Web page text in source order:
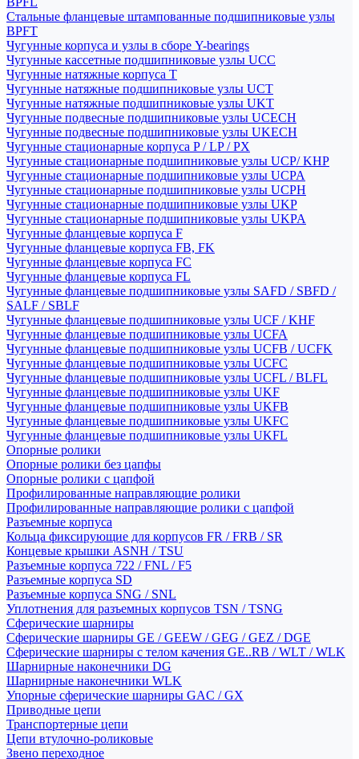
Стальные фланцевые штампованные подшипниковые узлы
BPFT
Чугунные корпуса и узлы в сборе Y-bearings
Чугунные кассетные подшипниковые узлы UCC
Чугунные натяжные корпуса T
Чугунные натяжные подшипниковые узлы UCT
Чугунные натяжные подшипниковые узлы UKT
Чугунные подвесные подшипниковые узлы UCECH
Чугунные подвесные подшипниковые узлы UKECH
Чугунные стационарные корпуса P / LP / PX
Чугунные стационарные подшипниковые узлы UCP/ KHP
Чугунные стационарные подшипниковые узлы UCPA
Чугунные стационарные подшипниковые узлы UCPH
Чугунные стационарные подшипниковые узлы UKP
Чугунные стационарные подшипниковые узлы UKPA
Чугунные фланцевые корпуса F
Чугунные фланцевые корпуса FB, FK
Чугунные фланцевые корпуса FC
Чугунные фланцевые корпуса FL
Чугунные фланцевые подшипниковые узлы SAFD / SBFD /
SALF / SBLF
Чугунные фланцевые подшипниковые узлы UCF / KHF
Чугунные фланцевые подшипниковые узлы UCFA
Чугунные фланцевые подшипниковые узлы UCFB / UCFK
Чугунные фланцевые подшипниковые узлы UCFC
Чугунные фланцевые подшипниковые узлы UCFL / BLFL
Чугунные фланцевые подшипниковые узлы UKF
Чугунные фланцевые подшипниковые узлы UKFB
Чугунные фланцевые подшипниковые узлы UKFC
Чугунные фланцевые подшипниковые узлы UKFL
Опорные ролики
Опорные ролики без цапфы
Опорные ролики с цапфой
Профилированные направляющие ролики
Профилированные направляющие ролики с цапфой
Разъемные корпуса
Кольца фиксирующие для корпусов FR / FRB / SR
Концевые крышки ASNH / TSU
Разъемные корпуса 722 / FNL / F5
Разъемные корпуса SD
Разъемные корпуса SNG / SNL
Уплотнения для разъемных корпусов TSN / TSNG
Сферические шарниры
Сферические шарниры GE / GEEW / GEG / GEZ / DGE
Сферические шарниры с телом качения GE..RB / WLT / WLK
Шарнирные наконечники DG
Шарнирные наконечники WLK
Упорные сферические шарниры GAC / GX
Приводные цепи
Транспортерные цепи
Цепи втулочно-роликовые
Звено переходное